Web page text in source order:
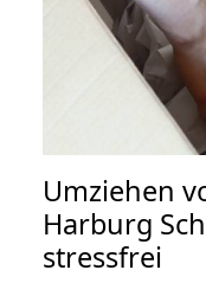
Umziehen
Harburg
stressfrei